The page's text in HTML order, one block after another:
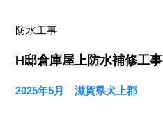
防水工事
H邸倉庫屋上防水補修工事
2025年5月 滋賀県犬上郡